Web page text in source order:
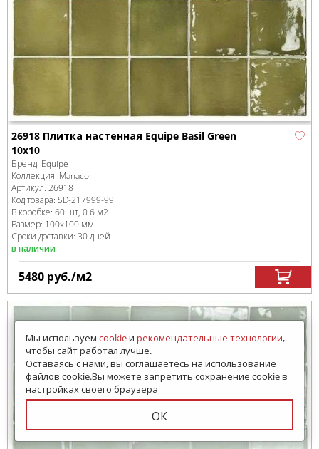
26918 Плитка настенная Equipe Basil Green
10x10
Бренд: Equipe
Коллекция: Manacor
Артикул: 26918
Код товара: SD-217999-99
В коробке: 60 шт, 0.6 м2
Размер: 100x100 мм
Сроки доставки: 30 дней
в наличии
5480 руб./м2
Мы используем cookieи рекомендательные технологии,
чтобы сайт работал лучше.
Оставаясь с нами, вы соглашаетесь на использование
файлов cookie.Вы можете запретить сохранение cookie в
настройках своего браузера
ОК